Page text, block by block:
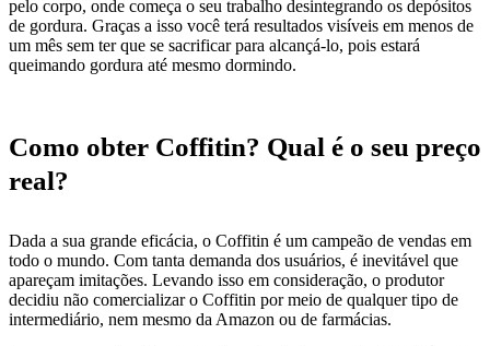
pelo corpo, onde começa o seu trabalho desintegrando os depósitos
de gordura. Graças a isso você terá resultados visíveis em menos de
um mês sem ter que se sacrificar para alcançá-lo, pois estará
queimando gordura até mesmo dormindo.
Como obter Coffitin? Qual é o seu preço
real?
Dada a sua grande eficácia, o Coffitin é um campeão de vendas em
todo o mundo. Com tanta demanda dos usuários, é inevitável que
apareçam imitações. Levando isso em consideração, o produtor
decidiu não comercializar o Coffitin por meio de qualquer tipo de
intermediário, nem mesmo da Amazon ou de farmácias.